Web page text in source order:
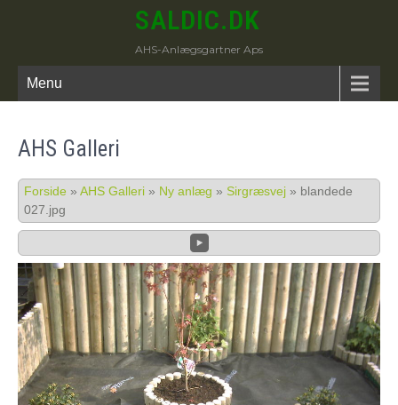
SALDIC.DK
AHS-Anlægsgartner Aps
Menu
AHS Galleri
Forside » AHS Galleri » Ny anlæg » Sirgræsvej » blandede
027.jpg